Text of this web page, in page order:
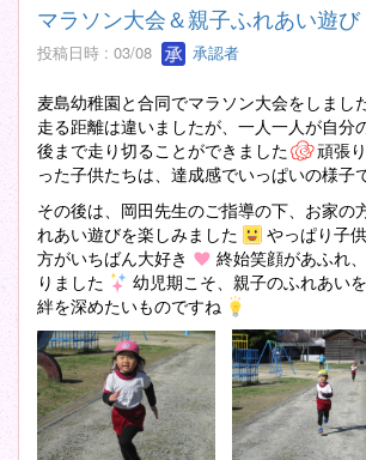
マラソン大会＆親子ふれあい遊び
投稿日時 : 03/08 承認者
麦島幼稚園と合同でマラソン大会をしまし
走る距離は違いましたが、一人一人が自分
後まで走り切ることができました
頑張
った子供たちは、達成感でいっぱいの様子
その後は、岡田先生のご指導の下、お家の
れあい遊びを楽しみました
やっぱり子
方がいちばん大好き
終始笑顔があふれ
りました
幼児期こそ、親子のふれあい
絆を深めたいものですね